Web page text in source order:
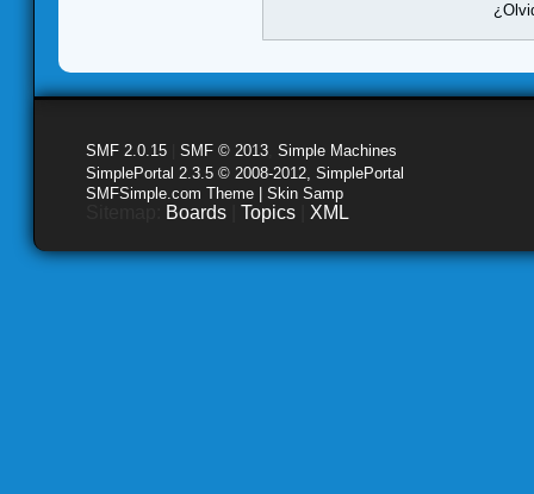
SMF 2.0.15 SMF © 2013 Simple Machines
SimplePortal 2.3.5 © 2008-2012, SimplePortal
SMFSimple.com Theme | Skin Samp
Boards Topics XML